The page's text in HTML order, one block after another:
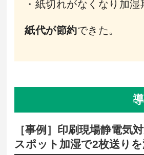
・紙切れがなくなり加
紙代が節約できた。
［事例］印刷現場静電気
スポット加湿で2枚送り